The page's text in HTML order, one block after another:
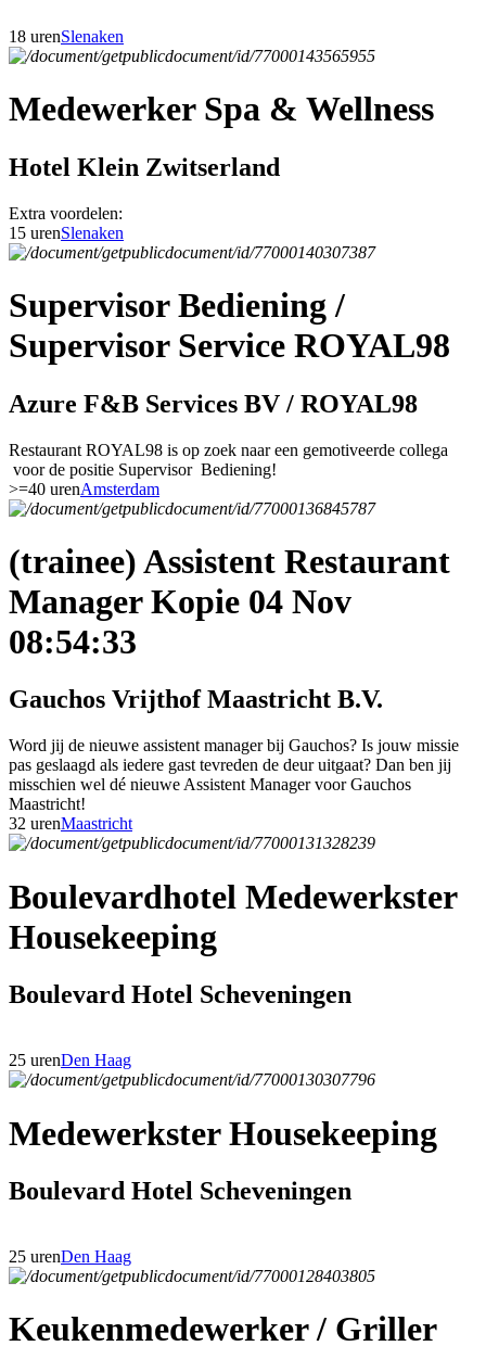
18 urenSlenaken
Medewerker Spa & Wellness
Hotel Klein Zwitserland
Extra voordelen:
15 urenSlenaken
Supervisor Bediening /
Supervisor Service ROYAL98
Azure F&B Services BV / ROYAL98
Restaurant ROYAL98 is op zoek naar een gemotiveerde collega
voor de positie Supervisor Bediening!
>=40 urenAmsterdam
(trainee) Assistent Restaurant
Manager Kopie 04 Nov
08:54:33
Gauchos Vrijthof Maastricht B.V.
Word jij de nieuwe assistent manager bij Gauchos? Is jouw missie
pas geslaagd als iedere gast tevreden de deur uitgaat? Dan ben jij
misschien wel dé nieuwe Assistent Manager voor Gauchos
Maastricht!
32 urenMaastricht
Boulevardhotel Medewerkster
Housekeeping
Boulevard Hotel Scheveningen
25 urenDen Haag
Medewerkster Housekeeping
Boulevard Hotel Scheveningen
25 urenDen Haag
Keukenmedewerker / Griller